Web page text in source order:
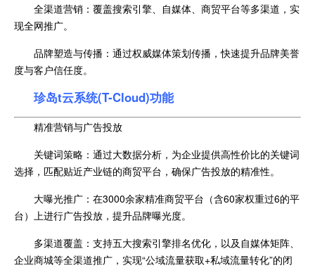
全渠道营销：覆盖搜索引擎、自媒体、商贸平台等多渠道，实
现全网推广。
品牌塑造与传播：通过权威媒体策划传播，快速提升品牌美誉
度与客户信任度。
珍岛t云系统(T-Cloud)功能
精准营销与广告投放
关键词策略：通过大数据分析，为企业提供高性价比的关键词
选择，匹配贴近产业链的商贸平台，确保广告投放的精准性。
大曝光推广：在3000余家精准商贸平台（含60家权重过6的平
台）上进行广告投放，提升品牌曝光度。
多渠道覆盖：支持五大搜索引擎排名优化，以及自媒体矩阵、
企业商城等全渠道推广，实现“公域流量获取+私域流量转化”的闭